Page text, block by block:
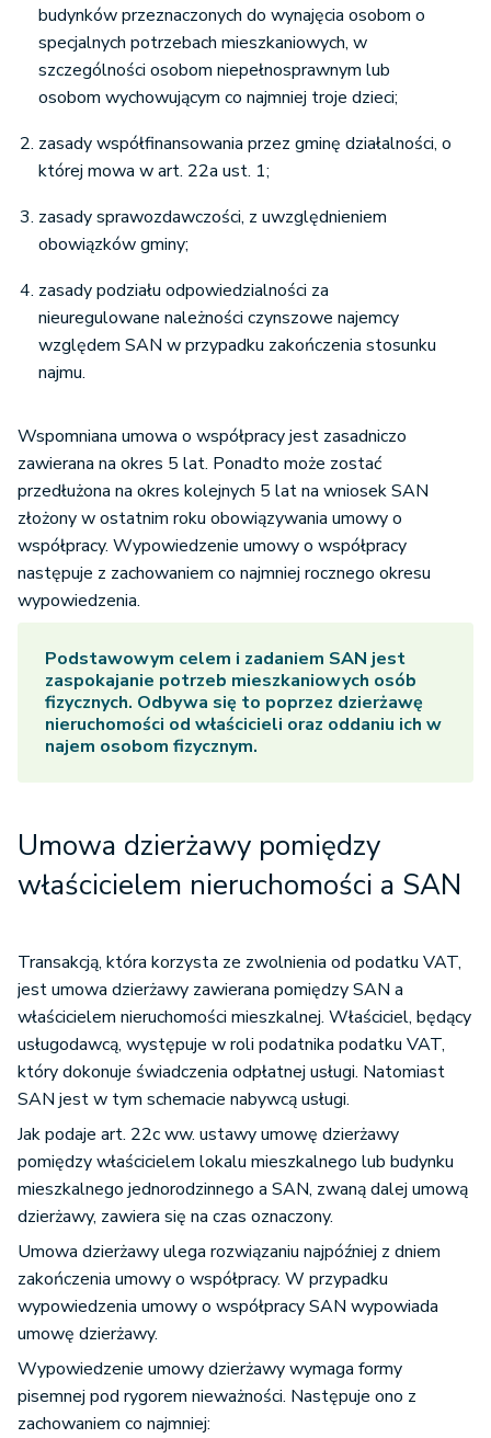
budynków przeznaczonych do wynajęcia osobom o
specjalnych potrzebach mieszkaniowych, w
szczególności osobom niepełnosprawnym lub
osobom wychowującym co najmniej troje dzieci;
zasady współfinansowania przez gminę działalności, o
której mowa w art. 22a ust. 1;
zasady sprawozdawczości, z uwzględnieniem
obowiązków gminy;
zasady podziału odpowiedzialności za
nieuregulowane należności czynszowe najemcy
względem SAN w przypadku zakończenia stosunku
najmu.
Wspomniana umowa o współpracy jest zasadniczo
zawierana na okres 5 lat. Ponadto może zostać
przedłużona na okres kolejnych 5 lat na wniosek SAN
złożony w ostatnim roku obowiązywania umowy o
współpracy. Wypowiedzenie umowy o współpracy
następuje z zachowaniem co najmniej rocznego okresu
wypowiedzenia.
Podstawowym celem i zadaniem SAN jest
zaspokajanie potrzeb mieszkaniowych osób
fizycznych. Odbywa się to poprzez dzierżawę
nieruchomości od właścicieli oraz oddaniu ich w
najem osobom fizycznym.
Umowa dzierżawy pomiędzy
właścicielem nieruchomości a SAN
Transakcją, która korzysta ze zwolnienia od podatku VAT,
jest umowa dzierżawy zawierana pomiędzy SAN a
właścicielem nieruchomości mieszkalnej. Właściciel, będący
usługodawcą, występuje w roli podatnika podatku VAT,
który dokonuje świadczenia odpłatnej usługi. Natomiast
SAN jest w tym schemacie nabywcą usługi.
Jak podaje art. 22c ww. ustawy umowę dzierżawy
pomiędzy właścicielem lokalu mieszkalnego lub budynku
mieszkalnego jednorodzinnego a SAN, zwaną dalej umową
dzierżawy, zawiera się na czas oznaczony.
Umowa dzierżawy ulega rozwiązaniu najpóźniej z dniem
zakończenia umowy o współpracy. W przypadku
wypowiedzenia umowy o współpracy SAN wypowiada
umowę dzierżawy.
Wypowiedzenie umowy dzierżawy wymaga formy
pisemnej pod rygorem nieważności. Następuje ono z
zachowaniem co najmniej: